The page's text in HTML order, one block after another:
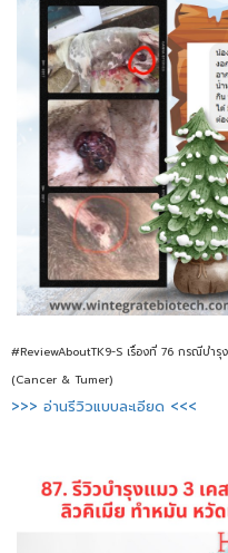
#ReviewAboutTK9-S เรื่องที่ 76 กรณีบำรุ
(Cancer & Tumer)
>>> อ่านรีวิวแบบละเอียด <<<